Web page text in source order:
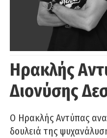
Ηρακλής
Διονύσης
Ο Ηρακλής Αντύπας
δουλειά της